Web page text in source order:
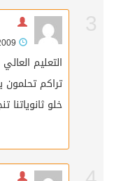
التعليم
تراكم تحلمون
خلو ثانوياتنا